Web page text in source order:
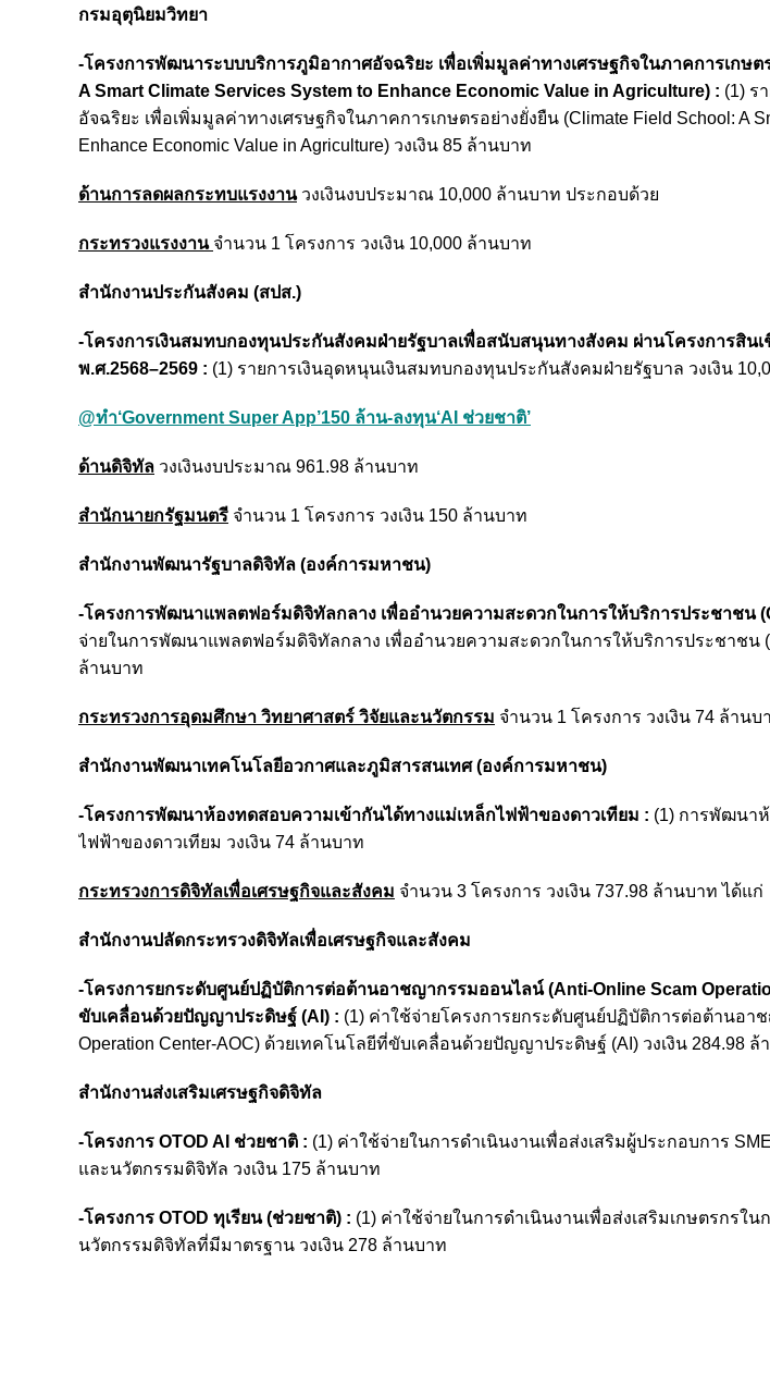
กรมอุตุนิยมวิทยา
-โครงการพัฒนาระบบบริการภูมิอากาศอัจฉริยะ เพื่อเพิ่มมูลค่าทางเศรษฐกิจในภาคการเกษต
A Smart Climate Services System to Enhance Economic Value in Agriculture) : (1) ร
อัจฉริยะ เพื่อเพิ่มมูลค่าทางเศรษฐกิจในภาคการเกษตรอย่างยั่งยืน (Climate Field School: A
Enhance Economic Value in Agriculture) วงเงิน 85 ล้านบาท
ด้านการลดผลกระทบแรงงานวงเงินงบประมาณ 10,000 ล้านบาท ประกอบด้วย
กระทรวงแรงงาน จำนวน 1 โครงการ วงเงิน 10,000 ล้านบาท
สำนักงานประกันสังคม (สปส.)
-โครงการเงินสมทบกองทุนประกันสังคมฝ่ายรัฐบาลเพื่อสนับสนุนทางสังคม ผ่านโครงการสินเ
พ.ศ.2568–2569 : (1) รายการเงินอุดหนุนเงินสมทบกองทุนประกันสังคมฝ่ายรัฐบาล วงเงิน
@ทำ‘Government Super App’150 ล้าน-ลงทุน‘AI ช่วยชาติ’
ด้านดิจิทัล วงเงินงบประมาณ 961.98 ล้านบาท
สำนักนายกรัฐมนตรี จำนวน 1 โครงการ วงเงิน 150 ล้านบาท
สำนักงานพัฒนารัฐบาลดิจิทัล (องค์การมหาชน)
-โครงการพัฒนาแพลตฟอร์มดิจิทัลกลาง เพื่ออำนวยความสะดวกในการให้บริการประชาชน
จ่ายในการพัฒนาแพลตฟอร์มดิจิทัลกลาง เพื่ออำนวยความสะดวกในการให้บริการประชาชน
ล้านบาท
กระทรวงการอุดมศึกษา วิทยาศาสตร์ วิจัยและนวัตกรรม จำนวน 1 โครงการ วงเงิน 74 ล้านบ
สำนักงานพัฒนาเทคโนโลยีอวกาศและภูมิสารสนเทศ (องค์การมหาชน)
-โครงการพัฒนาห้องทดสอบความเข้ากันได้ทางแม่เหล็กไฟฟ้าของดาวเทียม : (1) การพัฒนา
ไฟฟ้าของดาวเทียม วงเงิน 74 ล้านบาท
กระทรวงการดิจิทัลเพื่อเศรษฐกิจและสังคม จำนวน 3 โครงการ วงเงิน 737.98 ล้านบาท ได้แก่
สำนักงานปลัดกระทรวงดิจิทัลเพื่อเศรษฐกิจและสังคม
-โครงการยกระดับศูนย์ปฏิบัติการต่อต้านอาชญากรรมออนไลน์ (Anti-Online Scam
ขับเคลื่อนด้วยปัญญาประดิษฐ์ (AI) : (1) ค่าใช้จ่ายโครงการยกระดับศูนย์ปฏิบัติการต่อต้านอา
Operation Center-AOC) ด้วยเทคโนโลยีที่ขับเคลื่อนด้วยปัญญาประดิษฐ์ (AI) วงเงิน 284.98 ล้
สำนักงานส่งเสริมเศรษฐกิจดิจิทัล
-โครงการ OTOD AI ช่วยชาติ : (1) ค่าใช้จ่ายในการดำเนินงานเพื่อส่งเสริมผู้ประกอบการ
และนวัตกรรมดิจิทัล วงเงิน 175 ล้านบาท
-โครงการ OTOD ทุเรียน (ช่วยชาติ) : (1) ค่าใช้จ่ายในการดำเนินงานเพื่อส่งเสริมเกษตรกรใ
นวัตกรรมดิจิทัลที่มีมาตรฐาน วงเงิน 278 ล้านบาท